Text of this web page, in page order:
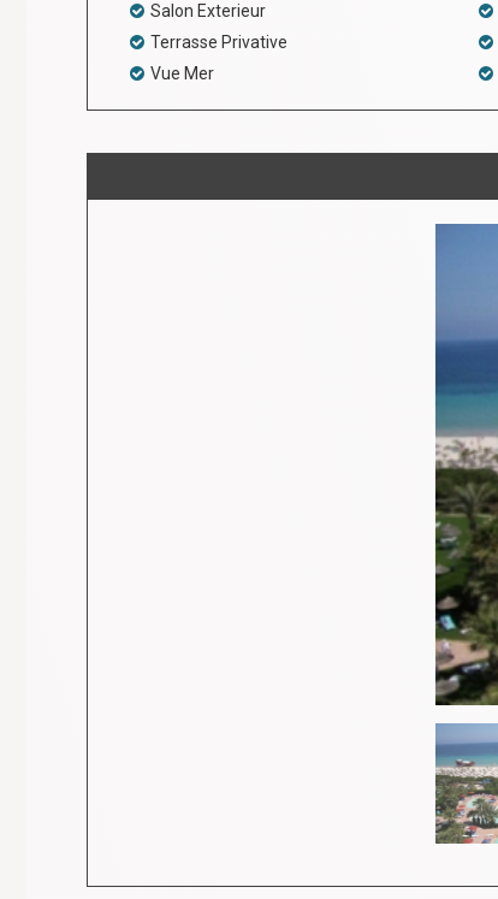
Salon Exterieur
Terrasse Privative
Vue Mer